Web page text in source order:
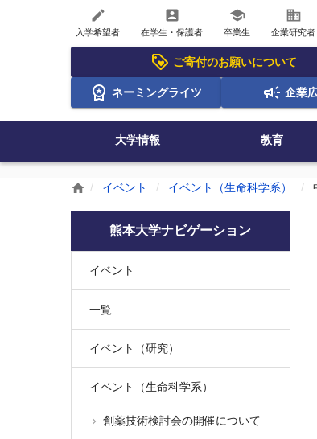
create
入学希望者
account_box
在学生・保護者
school
卒業生
business
企業研究者
ご寄付のお願いについて
ネーミングライツ 企業
大学情報 教育
home イベント イベント（生命科学系）
熊本大学ナビゲーション
イベント
一覧
イベント（研究）
イベント（生命科学系）
創薬技術検討会の開催について